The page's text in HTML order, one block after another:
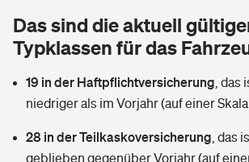
Tools
Wer versichert was: Jetzt Versicherer finden
Sie haben Fragen?
Glasversicherung
Mietkautionsversicherung
Restkreditversicherung
Kinderunfall­ver­si­che­rung
Kinderinvalidität
Reiseversicherung
Dread-Disease-Versicherung
Tierkrankenversicherung
Das sind die aktuell
Typklassen für das
19 in der Haftpflichtversicherung das
niedriger als im Vorjahr (auf einer
28 in der Teilkaskoversicherung das
geblieben gegenüber Vorjahr (auf